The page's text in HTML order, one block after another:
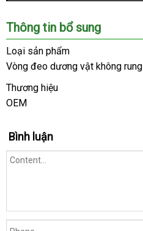
Chúng
tôi
là
hệ
thống
Shop
lớn
tín
trong
lớn.
Thông tin bổ sung
Loại sản phẩm
Vòng đeo dương vật không rung
Thương hiệu
OEM
Bình luận